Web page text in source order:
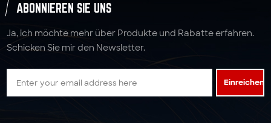
ABONNIEREN SIE UNS
Ja, ich möchte mehr über Produkte und Rabatte erfahren.
Schicken Sie mir den Newsletter.
Einreichen